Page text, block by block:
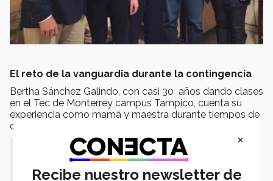
El reto de la vanguardia durante la contingencia
Bertha Sánchez Galindo, con casi 30 años dando clases
en el Tec de Monterrey campus Tampico, cuenta su
experiencia como mamá y maestra durante tiempos de
cuarentena.
"Al ser madre y maestra encuentras el
equilibrio que es tu casa y el
×
Recibe nuestro newsletter de